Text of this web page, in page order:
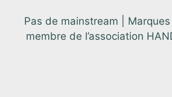
Pas de mainstream |
membre de l’association